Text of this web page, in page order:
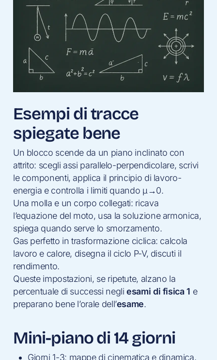
Esempi di tracce
spiegate bene
Un blocco scende da un piano inclinato con
attrito: scegli assi parallelo-perpendicolare, scrivi
le componenti, applica il principio di lavoro-
energia e controlla i limiti quando μ→0.
Una molla e un corpo collegati: ricava
l’equazione del moto, usa la soluzione armonica,
spiega quando serve lo smorzamento.
Gas perfetto in trasformazione ciclica: calcola
lavoro e calore, disegna il ciclo P-V, discuti il
rendimento.
Queste impostazioni, se ripetute, alzano la
percentuale di successi negliesami di fisica 1 e
preparano bene l’orale dell’esame.
Mini-piano di 14 giorni
Giorni 1-3: mappe di cinematica e dinamica,